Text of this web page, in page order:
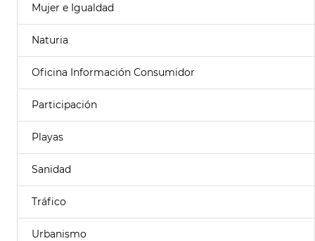
Mujer e Igualdad
Naturia
Oficina Información Consumidor
Participación
Playas
Sanidad
Tráfico
Urbanismo